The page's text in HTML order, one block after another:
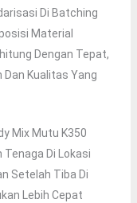
Di Batching
Material
Dengan Tepat,
Kualitas Yang
Mix Mutu K350
Di Lokasi
Setelah Tiba Di
Lebih Cepat